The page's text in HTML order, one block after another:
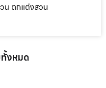
น ตกแต่งสวน
งหมด